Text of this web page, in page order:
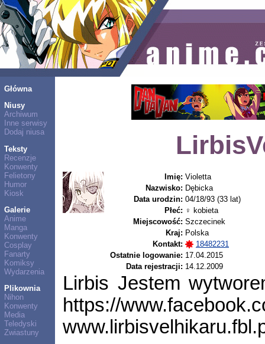
Główna
Niusy
Archiwum
Inne serwisy
Dodaj niusa
Teksty
Recenzje
Konwenty
Felietony
Humor
Kiosk
Galerie
Anime
Manga
Konwenty
Cosplay
Fanarty
Komiksy
Wydarzenia
Plikownia
Nihon
Konwenty
Media
Teledyski
Zwiastuny
Imię: Violetta
Nazwisko: Dębicka
Data urodzin: 04/18/93 (33 lat)
Płeć: ♀ kobieta
Miejscowość: Szczecinek
Kraj: Polska
Kontakt:
18482231
Ostatnie logowanie: 17.04.2015
Data rejestracji: 14.12.2009
Lirbis Jestem
https://